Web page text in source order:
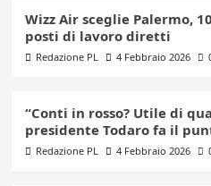
Wizz Air sceglie Palermo,
posti di lavoro diretti
Redazione PL 4 Febbraio 2026
“Conti in rosso? Utile di
presidente Todaro fa il
Redazione PL 4 Febbraio 2026